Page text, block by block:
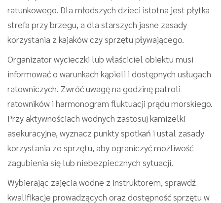
ratunkowego. Dla młodszych dzieci istotna jest płytka
strefa przy brzegu, a dla starszych jasne zasady
korzystania z kajaków czy sprzętu pływającego.
Organizator wycieczki lub właściciel obiektu musi
informować o warunkach kąpieli i dostępnych usługach
ratowniczych. Zwróć uwagę na godzinę patroli
ratowników i harmonogram fluktuacji prądu morskiego.
Przy aktywnościach wodnych zastosuj kamizelki
asekuracyjne, wyznacz punkty spotkań i ustal zasady
korzystania ze sprzętu, aby ograniczyć możliwość
zagubienia się lub niebezpiecznych sytuacji.
Wybierając zajęcia wodne z instruktorem, sprawdź
kwalifikacje prowadzących oraz dostępność sprzętu w